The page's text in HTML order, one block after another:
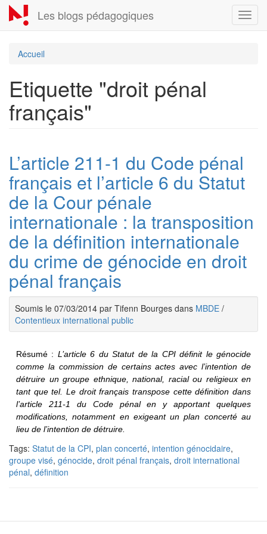
Aller
au
contenu
Les blogs pédagogiques
Accueil
Etiquette "droit pénal
français"
L’article 211-1 du Code pénal
français et l’article 6 du Statut
de la Cour pénale
internationale : la transposition
de la définition internationale
du crime de génocide en droit
pénal français
Soumis le 07/03/2014 par Tifenn Bourges dans MBDE /
Contentieux international public
Résumé : L’article 6 du Statut de la CPI définit le génocide
comme la commission de certains actes avec l’intention de
détruire un groupe ethnique, national, racial ou religieux en
tant que tel. Le droit français transpose cette définition dans
l’article 211-1 du Code pénal en y apportant quelques
modifications, notamment en exigeant un plan concerté au
lieu de l’intention de détruire.
Tags: Statut de la CPI, plan concerté, intention génocidaire,
groupe visé, génocide, droit pénal français, droit international
pénal, définition